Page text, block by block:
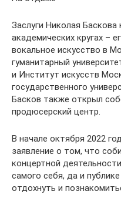
Заслуги Николая
академических кругах –
вокальное искусство в
гуманитарный
и Институт искусств
государственного
Басков также открыл
продюсерский центр.
В начале октября 2022
заявление о том, что
концертной
самого себя, да и
отдохнуть и